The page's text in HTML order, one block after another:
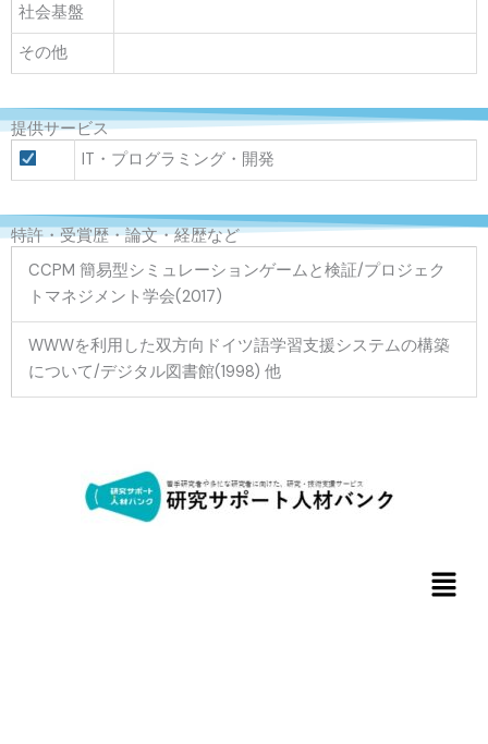
社会基盤
その他
提供サービス
IT・プログラミング・開発
特許・受賞歴・論文・経歴など
CCPM 簡易型シミュレーションゲームと検証/プロジェク
トマネジメント学会(2017)
WWWを利用した双方向ドイツ語学習支援システムの構築
について/デジタル図書館(1998) 他
メ
ニ